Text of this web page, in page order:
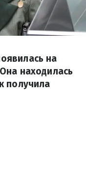
на
находилась
получила